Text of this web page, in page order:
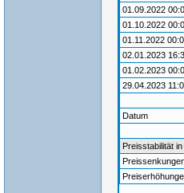
01.09.2022
01.10.2022
01.11.2022
02.01.2023
01.02.2023
29.04.2023
Datum
Preisstabilität